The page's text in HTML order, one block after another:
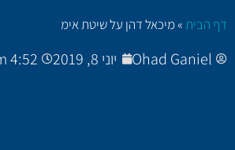
דף הבית»מיכאל דהן על שיטת אימ
Ohad Ganiel יוני 8, 2019 4:52 pm